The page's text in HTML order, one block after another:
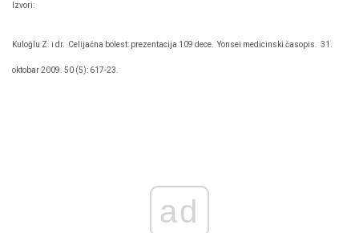
Izvori:
Kuloğlu Z. i dr. Celijačna bolest: prezentacija 109 dece. Yonsei medicinski časopis. 31.
oktobar 2009. 50 (5): 617-23.
ad